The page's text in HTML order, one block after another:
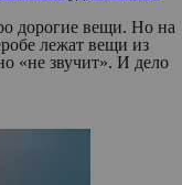
дорогие вещи. Но на
лежат вещи из
«не звучит». И дело